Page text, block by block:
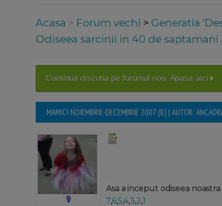
Acasa > Forum vechi > Generatia
Odiseea sarcinii in 40 de saptamani
Continua discutia pe forumul nou. Apasa aici
MAMICI NOIEMBRIE-DECEMBRIE 2007 (8) | AUTOR:
Asa a inceput odiseea noastra
7,6,5,4,3,2,1